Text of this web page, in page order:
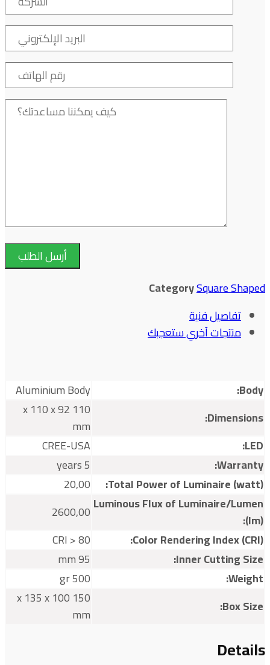
CategorySquare Shaped
تفاصيل فنية
منتجات آخري ستعجبك
Body:
Aluminium Body
Dimensions:
110 x 110 x 92
mm
LED:
CREE-USA
Warranty:
5 years
Total Power of Luminaire (watt):
20,00
Luminous Flux of Luminaire/Lumen
(lm):
2600,00
Color Rendering Index (CRI):
CRI > 80
Inner Cutting Size:
95 mm
Weight:
500 gr
Box Size:
150 x 135 x 100
mm
Details